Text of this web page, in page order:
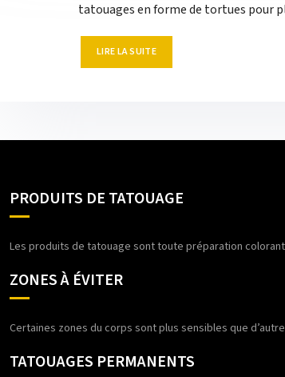
tatouages en forme de tortues pour
LIRE LA SUITE
PRODUITS DE TATOUAGE
Les produits de tatouage sont toute préparation
ZONES À ÉVITER
Certaines zones du corps sont plus sensibles que
TATOUAGES PERMANENTS